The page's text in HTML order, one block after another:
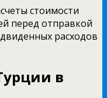
стоимости
перед отправкой
расходов
в